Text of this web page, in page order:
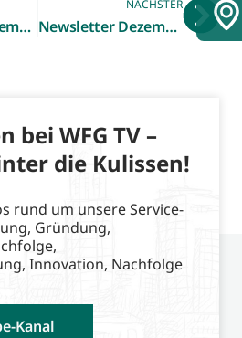
Newsletter Dezember 2024 – WFG.TV
NÄCHSTER
Newsletter Dezember 2024 – zdi-Zentrum Kreis Borken
bei WFG TV –
die Kulissen!
rund um unsere Service-
Gründung,
Innovation, Nachfolge
Kanal